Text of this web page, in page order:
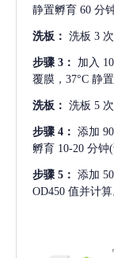
静置孵育 60 分钟
洗板： 洗板 3
步骤 3： 加入
覆膜，37°C 静
洗板： 洗板 5
步骤 4： 添加
孵育 10-20 分钟
步骤 5： 添加
OD450 值并计算